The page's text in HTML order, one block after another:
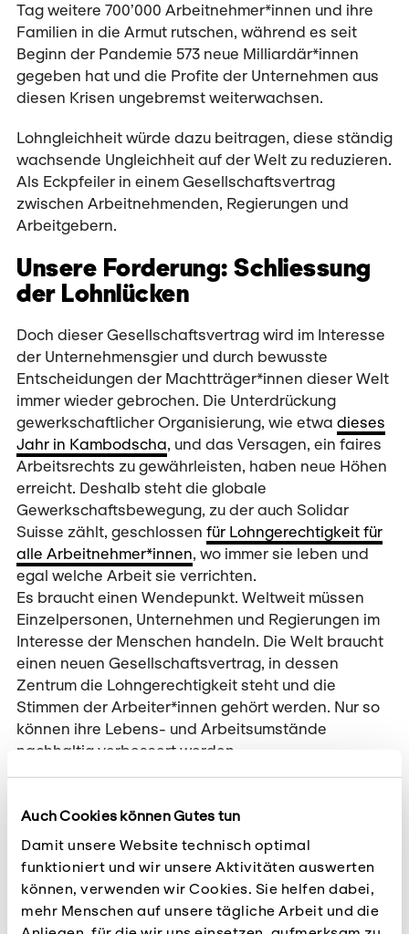
Auch Cookies können Gutes tun
Damit unsere Website technisch optimal
funktioniert und wir unsere Aktivitäten auswerten
können, verwenden wir Cookies. Sie helfen dabei,
mehr Menschen auf unsere tägliche Arbeit und die
Tag weitere 700’000 Arbeitnehmer*innen und ihre
Familien in die Armut rutschen, während es seit
Beginn der Pandemie 573 neue Milliardär*innen
gegeben hat und die Profite der Unternehmen aus
diesen Krisen ungebremst weiterwachsen.
Lohngleichheit würde dazu beitragen, diese ständig
wachsende Ungleichheit auf der Welt zu reduzieren.
Als Eckpfeiler in einem Gesellschaftsvertrag
zwischen Arbeitnehmenden, Regierungen und
Arbeitgebern.
Unsere Forderung: Schliessung
der Lohnlücken
Doch dieser Gesellschaftsvertrag wird im Interesse
der Unternehmensgier und durch bewusste
Entscheidungen der Machtträger*innen dieser Welt
immer wieder gebrochen. Die Unterdrückung
gewerkschaftlicher Organisierung, wie etwa dieses
Jahr in Kambodscha, und das Versagen, ein faires
Arbeitsrechts zu gewährleisten, haben neue Höhen
erreicht. Deshalb steht die globale
Gewerkschaftsbewegung, zu der auch Solidar
Suisse zählt, geschlossen für Lohngerechtigkeit für
alle Arbeitnehmer*innen, wo immer sie leben und
egal welche Arbeit sie verrichten.
Es braucht einen Wendepunkt. Weltweit müssen
Einzelpersonen, Unternehmen und Regierungen im
Interesse der Menschen handeln. Die Welt braucht
einen neuen Gesellschaftsvertrag, in dessen
Zentrum die Lohngerechtigkeit steht und die
Stimmen der Arbeiter*innen gehört werden. Nur so
können ihre Lebens- und Arbeitsumstände
nachhaltig verbessert werden.
demokratisch organisierten Gewerkschaften. Wir
unterstützen sie in ihrem Kampf zur Erhöhung des
ihrer Verhandlungsposition an. Um eine
Machtverschiebung in den globalen